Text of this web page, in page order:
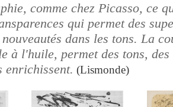
comme chez Picasso, ce
qui permet des
nouveautés dans les tons. La
à l'huile, permet des tons,
enrichissent. (Lismonde)